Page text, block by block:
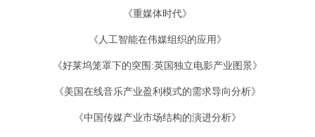
《重媒体时代》
《人工智能在伟媒组织的应用》
《好莱坞笼罩下的突围:英国独立电影产业图景》
《美国在线音乐产业盈利模式的需求导向分析》
《中国传媒产业市场结构的演进分析》